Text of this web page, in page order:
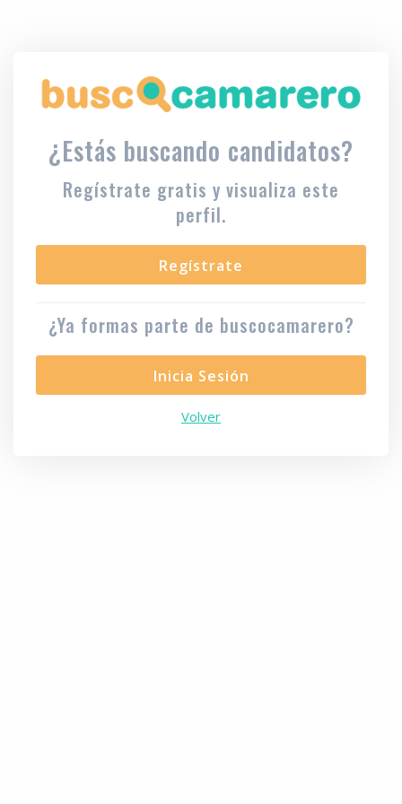
¿Estás buscando candidatos?
Regístrate gratis y visualiza este
perfil.
Regístrate
¿Ya formas parte de buscocamarero?
Inicia Sesión
Volver